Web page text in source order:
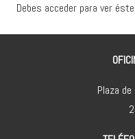
Debes acceder para ver
Plaza